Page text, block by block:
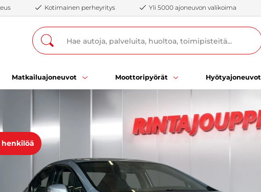
Kotimainen perheyritys Yli 5000 ajoneuvon valikoima
Matkailuajoneuvot Moottoripyörät Hyötyajoneuvot
henkilöä